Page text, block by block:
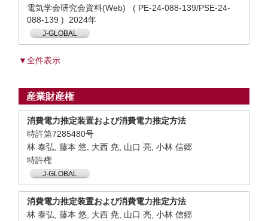
電気学会研究会資料(Web) ( PE-24-088-139/PSE-24-
088-139 ) 2024年
J-GLOBAL
▼全件表示
産業財産権
消費電力推定装置および消費電力推定方法
特許第7285480号
林 泰弘, 藤本 悠, 大西 尭, 山口 亮, 小林 信郷
特許権
J-GLOBAL
消費電力推定装置および消費電力推定方法
林 泰弘, 藤本 悠, 大西 尭, 山口 亮, 小林 信郷